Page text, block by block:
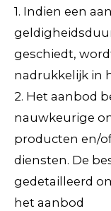
1. Indien een
geschiedt,
nadrukkelijk in
2. Het aanbod
nauwkeurige
producten en/
diensten. De
gedetailleerd
het aanbod